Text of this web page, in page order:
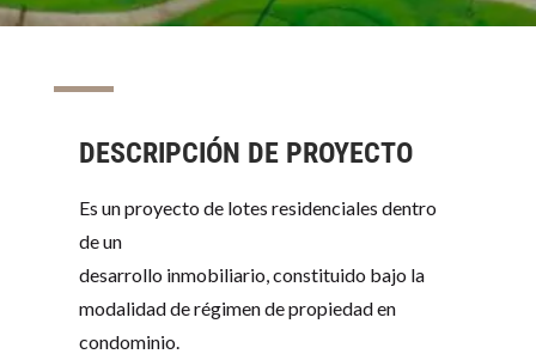
DESCRIPCIÓN DE PROYECTO
Es un proyecto de lotes residenciales dentro
de un
desarrollo inmobiliario, constituido bajo la
modalidad de régimen de propiedad en
condominio.